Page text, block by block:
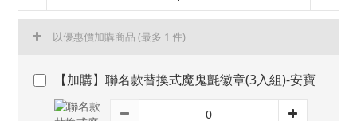
以優惠價加購商品 (最多 1 件)
【加購】聯名款替換式魔鬼氈徽章(3入組)-安寶